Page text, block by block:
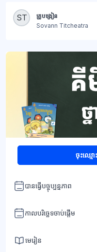
ប្លុក ST
គ្រូបង្រៀន
Sovann Titcheatra
ចុះឈ្មោ
បានធ្វើបច្ចុប្បន្នភាព
កាលបរិច្ឆេទចាប់ផ្តើម
មេរៀន